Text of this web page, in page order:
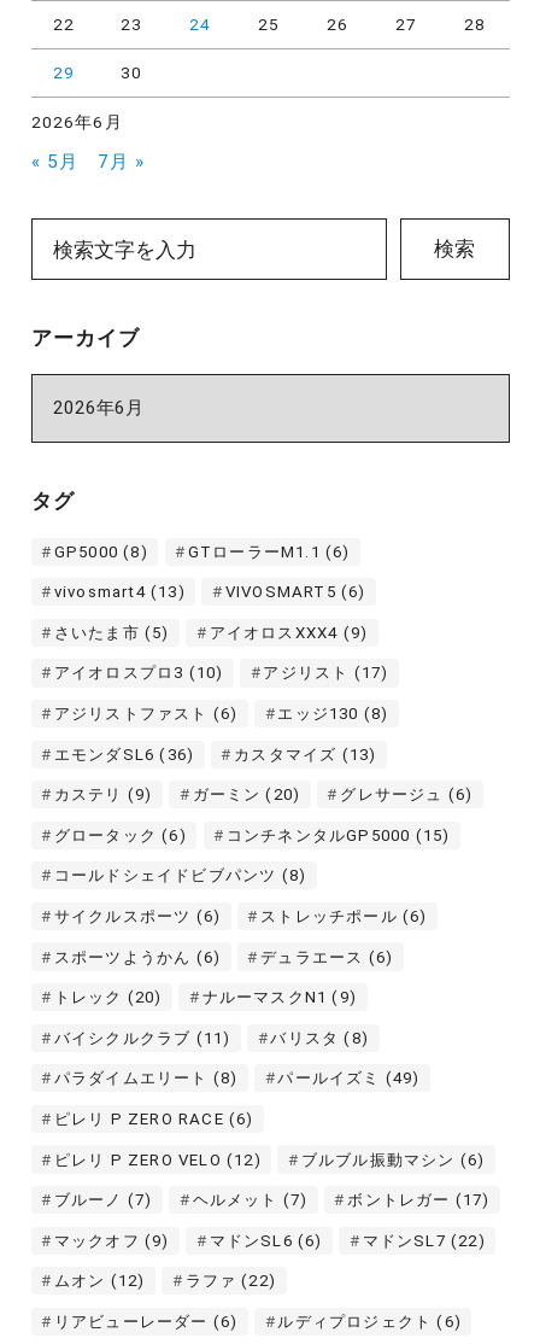
2026年6月
22 23 24 25 26 27 28
29 30
« 5月 7月 »
検索
アーカイブ
ブ
タグ
GP5000 (8) GTローラーM1.1 (6)
vivosmart4(13) VIVOSMART5 (6)
さいたま市 (5) アイオロスXXX4 (9)
アイオロスプロ3 (10) アジリスト (17)
アジリストファスト (6) エッジ130 (8)
エモンダSL6 (36) カスタマイズ (13)
カステリ (9) ガーミン (20) グレサージュ (6)
グロータック (6) コンチネンタルGP5000 (15)
コールドシェイドビブパンツ (8)
サイクルスポーツ (6) ストレッチポール (6)
スポーツようかん (6) デュラエース (6)
トレック (20) ナルーマスクN1 (9)
バイシクルクラブ (11) バリスタ (8)
パラダイムエリート (8) パールイズミ (49)
ピレリ P ZERO RACE (6)
ピレリ P ZERO VELO (12) ブルブル振動マシン (6)
ブルーノ (7) ヘルメット (7) ボントレガー (17)
マックオフ (9) マドンSL6 (6) マドンSL7 (22)
ムオン (12) ラファ (22)
リアビューレーダー (6) ルディプロジェクト (6)